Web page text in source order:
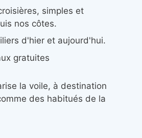
simples et
nos côtes.
d'hier et aujourd'hui.
gratuites
la voile, à destination
des habitués de la